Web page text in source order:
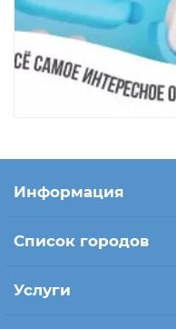
Информация
Список городов
Услуги